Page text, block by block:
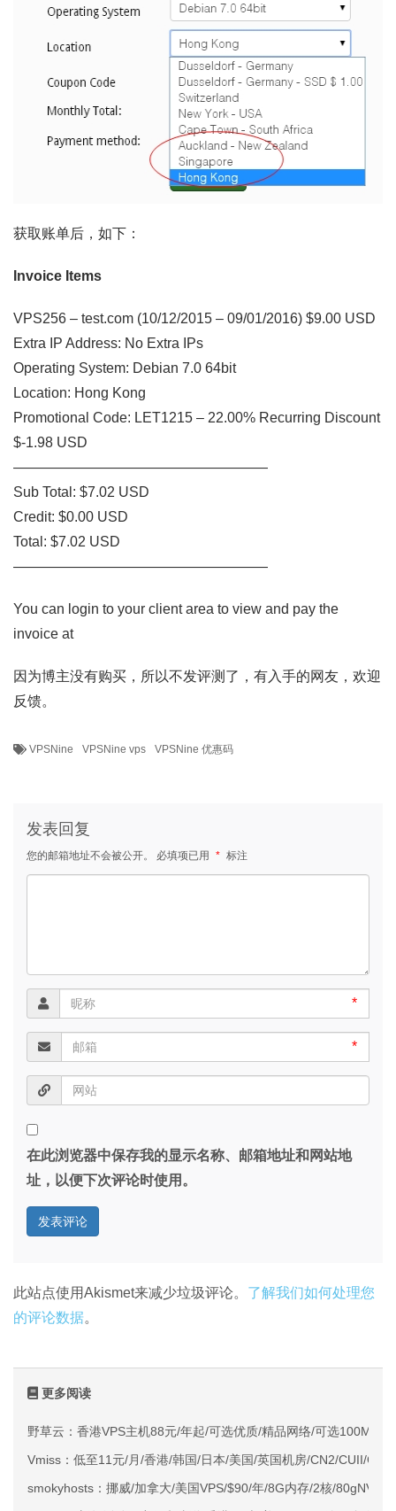
获取账单后，如下：
Invoice Items
VPS256 – test.com (10/12/2015 – 09/01/2016) $9.00 USD
Extra IP Address: No Extra IPs
Operating System: Debian 7.0 64bit
Location: Hong Kong
Promotional Code: LET1215 – 22.00% Recurring Discount
$-1.98 USD
——————————————————
Sub Total: $7.02 USD
Credit: $0.00 USD
Total: $7.02 USD
——————————————————
You can login to your client area to view and pay the
invoice at
因为博主没有购买，所以不发评测了，有入手的网友，欢迎
反馈。
VPSNine VPSNine vps VPSNine 优惠码
发表回复
您的邮箱地址不会被公开。 必填项已用 * 标注
*
*
在此浏览器中保存我的显示名称、邮箱地址和网站地
址，以便下次评论时使用。
此站点使用Akismet来减少垃圾评论。 了解我们如何处理您
的评论数据。
更多阅读
野草云：香港VPS主机88元/年起/可选优质/精品网络/可选100M不
Vmiss：低至11元/月/香港/韩国/日本/美国/英国机房/CN2/CUII/
smokyhosts：挪威/加拿大/美国VPS/$90/年/8G内存/2核/